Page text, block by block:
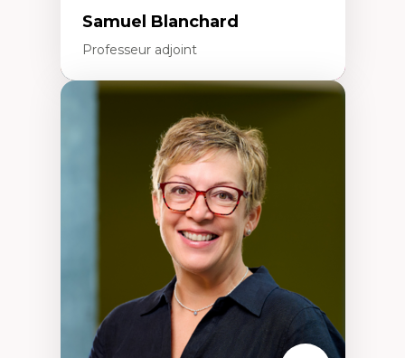
Samuel Blanchard
Professeur adjoint
Didactique des sciences – processus
d’enquête et culture scientifique
Éducation en milieu minoritaire –
construction identitaire et conscience
Technologies éducatives – ludification et
programmation pédagogique
La langue dans toutes les matières –
environnement discursif et langage